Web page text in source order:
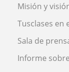
Misión y
Tusclases en
Sala de
Informe